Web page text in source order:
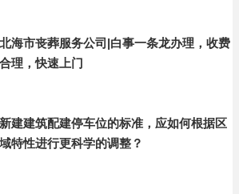
北海市丧葬服务公司|白事一条龙办理，收费
合理，快速上门
新建建筑配建停车位的标准，应如何根据区
域特性进行更科学的调整？